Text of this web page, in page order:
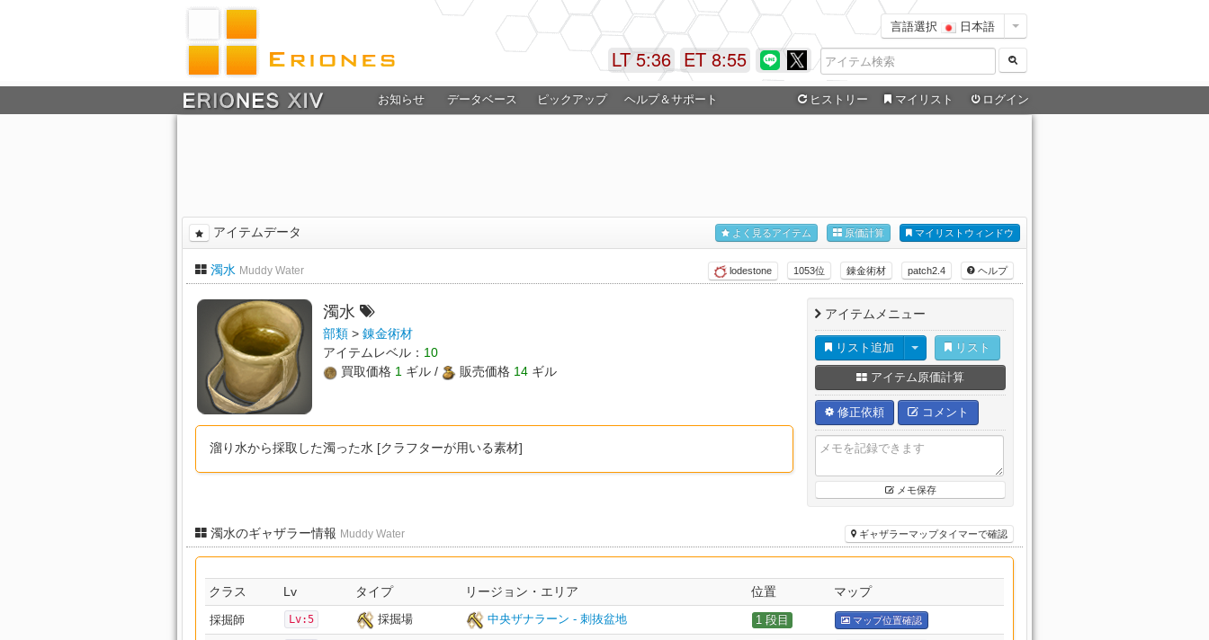
言語選択 日本語
ET 8:55
LT 5:36
お知らせ データベース ピックアップ ヘルプ＆サポート ヒストリー マイリスト ログイン
アイテムデータ マイリストウィンドウ
原価計算
よく見るアイテム
濁水 Muddy Water ヘルプ
patch2.4
錬金術材
1053位
lodestone
濁水
部類 > 錬金術材
アイテムレベル： 10
買取価格 1 ギル / 販売価格 14 ギル
溜り水から採取した濁った水 [クラフターが用いる素材]
アイテムメニュー
リスト追加 リスト
アイテム原価計算
修正依頼 コメント
メモ保存
濁水のギャザラー情報 Muddy Water ギャザラーマップタイマーで確認
クラス Lv タイプ リージョン・エリア 位置 マップ
採掘師 Lv:5 採掘場 中央ザナラーン - 刺抜盆地 1 段目 マップ位置確認